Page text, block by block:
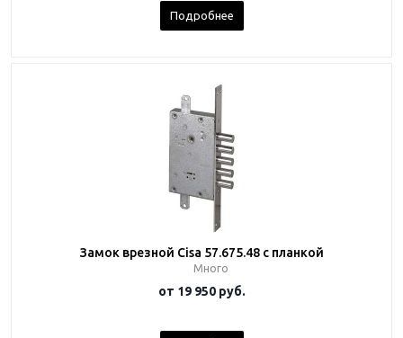
Подробнее
Замок врезной Cisa 57.675.48 c планкой
Много
от 19 950 руб.